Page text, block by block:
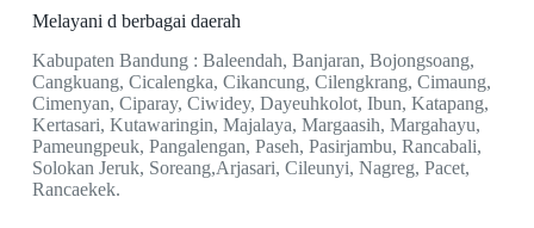
Melayani d berbagai daerah
Kabupaten Bandung : Baleendah, Banjaran, Bojongsoang,
Cangkuang, Cicalengka, Cikancung, Cilengkrang, Cimaung,
Cimenyan, Ciparay, Ciwidey, Dayeuhkolot, Ibun, Katapang,
Kertasari, Kutawaringin, Majalaya, Margaasih, Margahayu,
Pameungpeuk, Pangalengan, Paseh, Pasirjambu, Rancabali,
Solokan Jeruk, Soreang,Arjasari, Cileunyi, Nagreg, Pacet,
Rancaekek.